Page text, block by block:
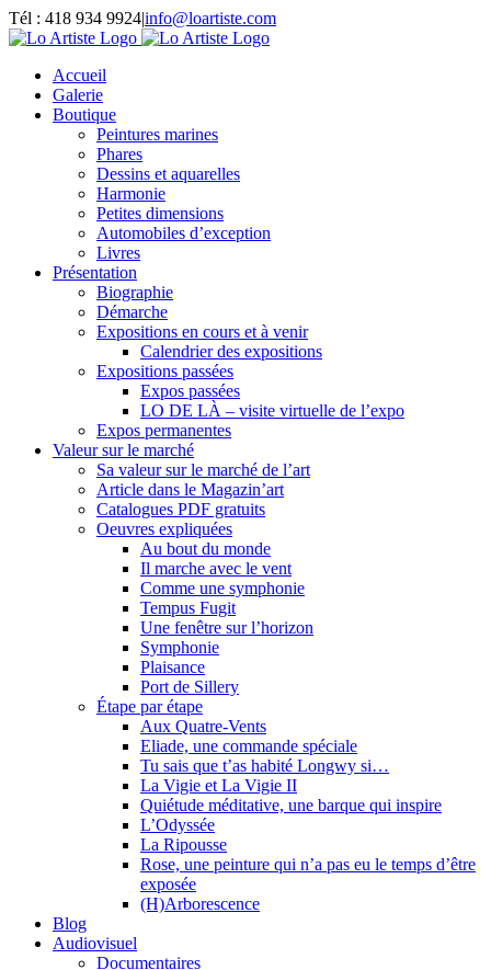
Passer
au
Tél : 418 934 9924|info@loartiste.com
Facebook
Instagram
Email
Pinterest
YouTube
Accueil
Galerie
Boutique
Peintures marines
Phares
Dessins et aquarelles
Harmonie
Petites dimensions
Automobiles d’exception
Livres
Présentation
Biographie
Démarche
Expositions en cours et à venir
Calendrier des expositions
Expositions passées
Expos passées
LO DE LÀ – visite virtuelle de l’expo
Expos permanentes
Valeur sur le marché
Sa valeur sur le marché de l’art
Article dans le Magazin’art
Catalogues PDF gratuits
Oeuvres expliquées
Au bout du monde
Il marche avec le vent
Comme une symphonie
Tempus Fugit
Une fenêtre sur l’horizon
Symphonie
Plaisance
Port de Sillery
Étape par étape
Aux Quatre-Vents
Eliade, une commande spéciale
Tu sais que t’as habité Longwy si…
La Vigie et La Vigie II
Quiétude méditative, une barque qui inspire
L’Odyssée
La Ripousse
Rose, une peinture qui n’a pas eu le temps d’être
exposée
(H)Arborescence
Blog
Audiovisuel
Documentaires